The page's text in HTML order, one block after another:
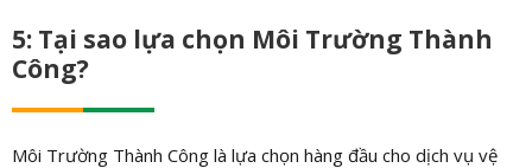
5: Tại sao lựa chọn Môi Trường Thành
Công?
Môi Trường Thành Công là lựa chọn hàng đầu cho dịch vụ vệ